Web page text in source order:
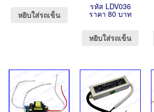
หยิบใส่รถเข็น
รหัส LDV036
ราคา 80 บาท
หยิบใส่รถเข็น